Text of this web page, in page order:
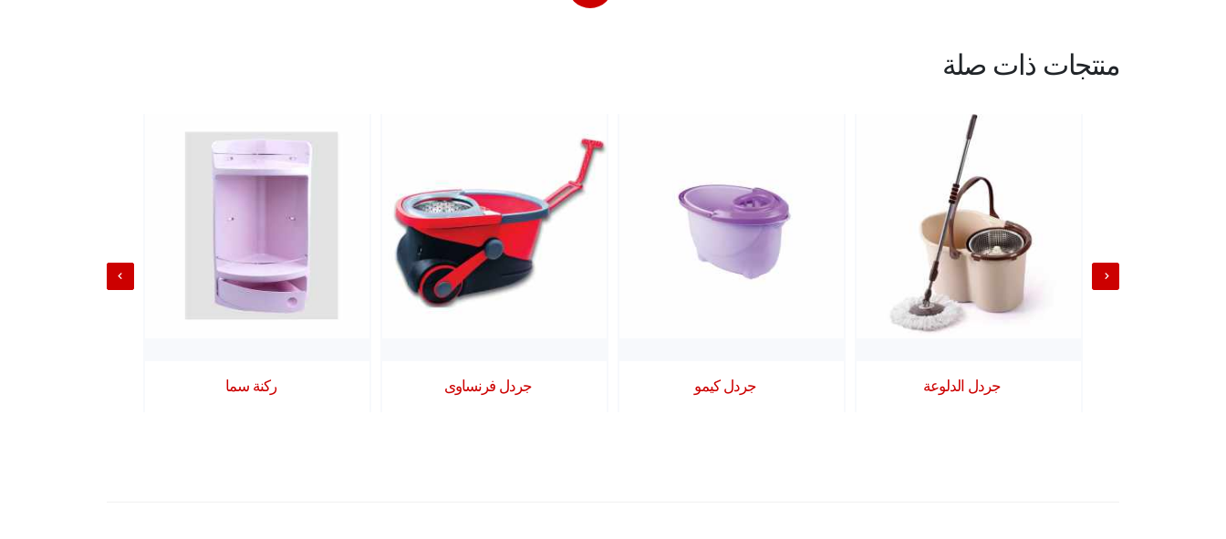
منتجات ذات صلة
جردل الدلوعة جردل كيمو جردل فرنساوى ركنة سما